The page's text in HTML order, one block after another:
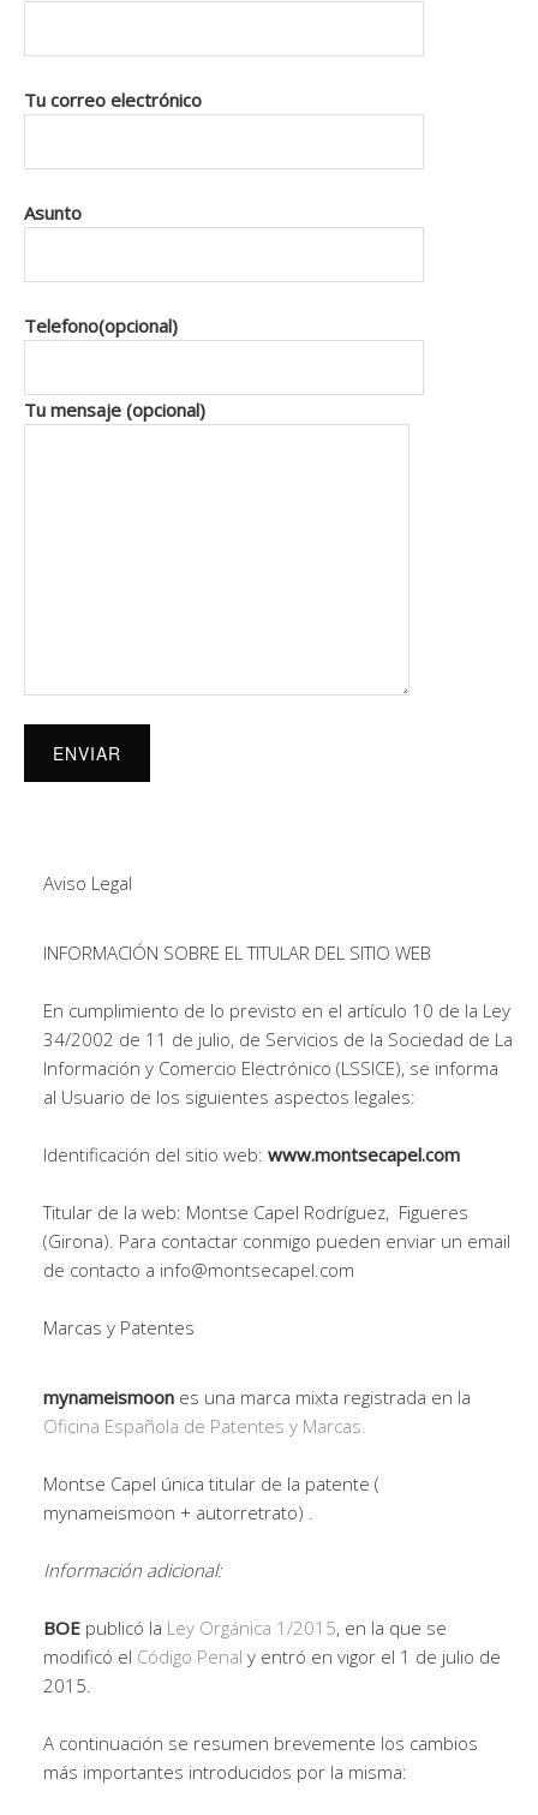
Tu correo electrónico
Asunto
Telefono(opcional)
Tu mensaje (opcional)
Aviso Legal
INFORMACIÓN SOBRE EL TITULAR DEL SITIO WEB
En cumplimiento de lo previsto en el artículo 10 de la Ley
34/2002 de 11 de julio, de Servicios de la Sociedad de La
Información y Comercio Electrónico (LSSICE), se informa
al Usuario de los siguientes aspectos legales:
Identificación del sitio web: www.montsecapel.com
Titular de la web: Montse Capel Rodríguez, Figueres
(Girona). Para contactar conmigo pueden enviar un email
de contacto a info@montsecapel.com
Marcas y Patentes
mynameismoon es una marca mixta registrada en la
Oficina Española de Patentes y Marcas.
Montse Capel única titular de la patente (
mynameismoon + autorretrato) .
Información adicional:
BOE publicó la Ley Orgánica 1/2015, en la que se
modificó el Código Penal y entró en vigor el 1 de julio de
2015.
A continuación se resumen brevemente los cambios
más importantes introducidos por la misma: